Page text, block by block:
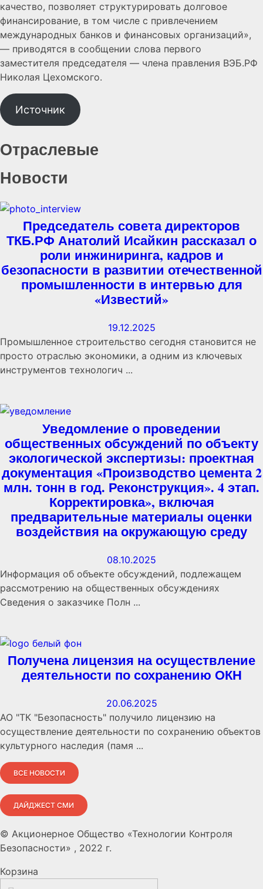
качество, позволяет структурировать долговое
финансирование, в том числе с привлечением
международных банков и финансовых организаций»,
— приводятся в сообщении слова первого
заместителя председателя — члена правления ВЭБ.РФ
Николая Цехомского.
Источник
Отраслевые
Новости
Председатель совета директоров
ТКБ.РФ Анатолий Исайкин рассказал о
роли инжиниринга, кадров и
безопасности в развитии отечественной
промышленности в интервью для
«Известий»
19.12.2025
Промышленное строительство сегодня становится не
просто отраслью экономики, а одним из ключевых
инструментов технологич ...
Уведомление о проведении
общественных обсуждений по объекту
экологической экспертизы: проектная
документация «Производство цемента 2
млн. тонн в год. Реконструкция». 4 этап.
Корректировка», включая
предварительные материалы оценки
воздействия на окружающую среду
08.10.2025
Информация об объекте обсуждений, подлежащем
рассмотрению на общественных обсуждениях
Сведения о заказчике Полн ...
Получена лицензия на осуществление
деятельности по сохранению ОКН
20.06.2025
АО "ТК "Безопасность" получило лицензию на
осуществление деятельности по сохранению объектов
культурного наследия (памя ...
ВСЕ НОВОСТИ
ДАЙДЖЕСТ СМИ
© Акционерное Общество «Технологии Контроля
Безопасности» , 2022 г.
Корзина